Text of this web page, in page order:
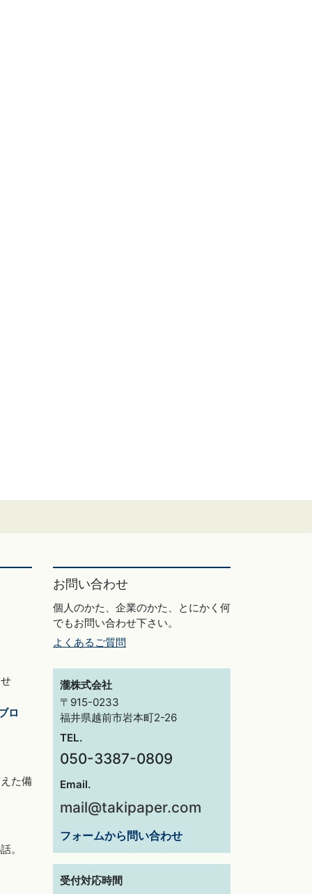
ロ
た備
。
お問い合わせ
個人のかた、企業のかた、とにかく何
でもお問い合わせ下さい。
よくあるご質問
瀧株式会社
〒915-0233
福井県越前市岩本町2-26
TEL.
050-3387-0809
Email.
mail@takipaper.com
フォームから問い合わせ
受付対応時間